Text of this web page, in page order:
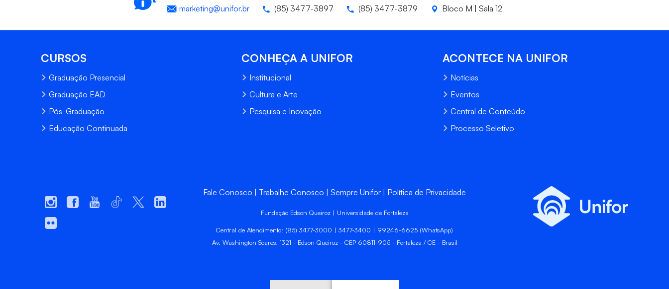
marketing@unifor.br
(85) 3477-3897 (85) 3477-3879 Bloco M | Sala 12
CURSOS
Graduação Presencial
Graduação EAD
Pós-Graduação
Educação Continuada
CONHEÇA A UNIFOR
Institucional
Cultura e Arte
Pesquisa e Inovação
ACONTECE NA UNIFOR
Notícias
Eventos
Central de Conteúdo
Processo Seletivo
Fale Conosco Trabalhe Conosco Sempre Unifor Política de Privacidade
Fundação Edson Queiroz | Universidade de Fortaleza
Central de Atendimento: (85) 3477-3000 | 3477-3400 | 99246-6625 (WhatsApp)
Av. Washington Soares, 1321 - Edson Queiroz - CEP 60811-905 - Fortaleza / CE - Brasil